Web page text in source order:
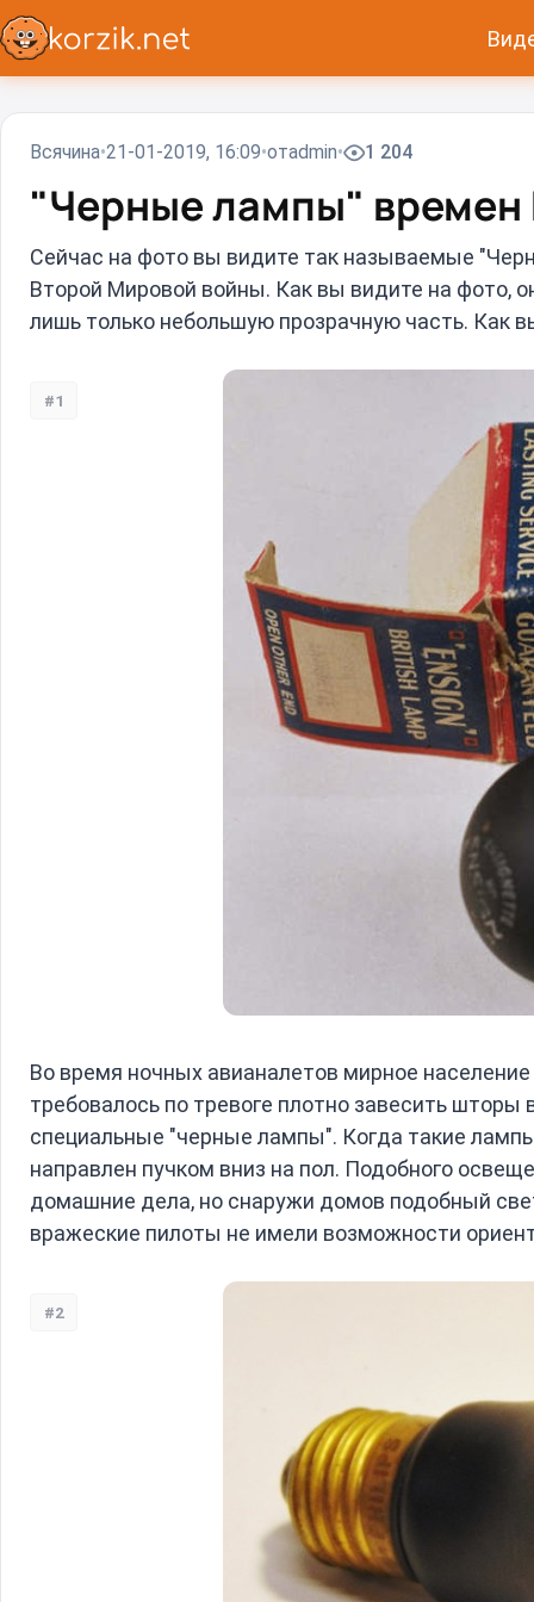
Всячина 21-01-2019, 16:09 отadmin 1 204
"Черные лампы"
Сейчас на фото вы видите так называемые
Второй Мировой войны. Как вы видите на фото,
лишь только небольшую прозрачную часть. Как
#1
Во время ночных авианалетов мирное
требовалось по тревоге плотно завесить
специальные "черные лампы". Когда такие
направлен пучком вниз на пол. Подобного
домашние дела, но снаружи домов подобный
вражеские пилоты не имели возможности
#2